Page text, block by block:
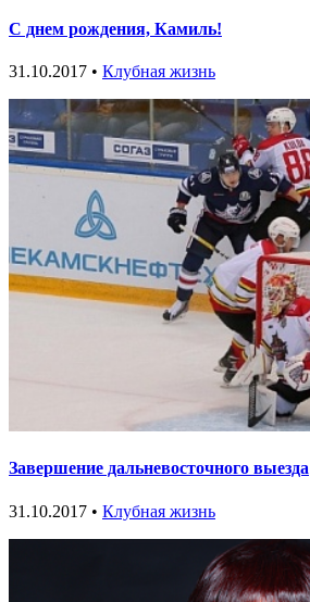
С днем рождения, Камиль!
31.10.2017 • Клубная жизнь
Завершение дальневосточного выезда
31.10.2017 • Клубная жизнь